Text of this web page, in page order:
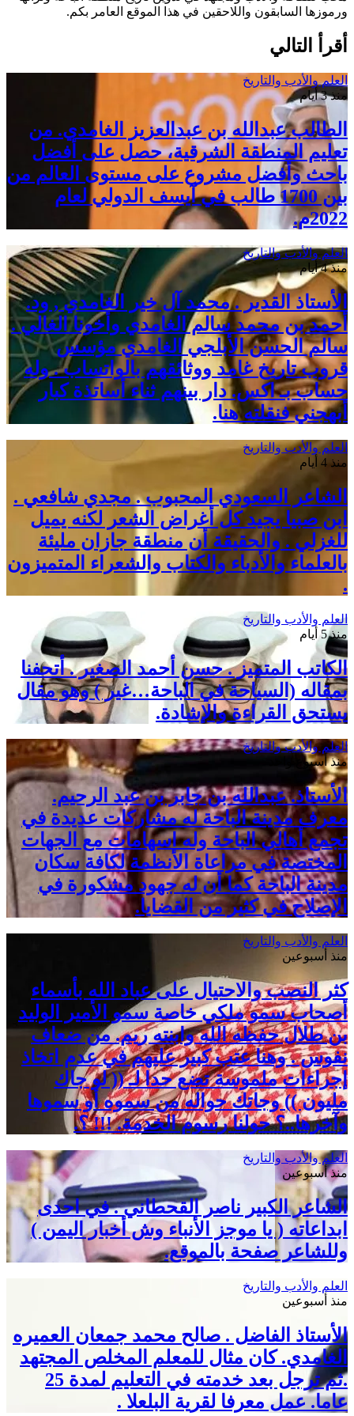
ورموزها السابقون واللاحقين في هذا الموقع العامر بكم.
أقرأ التالي
العلم والأدب والتاريخ
منذ 3 أيام
الطالب عبدالله بن عبدالعزيز الغامدي. من
تعليم المنطقة الشرقية، حصل على أفضل
باحث وأفضل مشروع على مستوى العالم من
بين 1700 طالب في آيسف الدولي لعام
2022م.
العلم والأدب والتاريخ
منذ 4 أيام
الأستاذ القدير . محمد آل خير الغامدي , ود.
أحمد بن محمد سالم الغامدي وأخونا الغالي .
سالم الحسن الأبلجي الغامدي مؤسس
قروب تاريخ غامد ووثائقهم بالواتساب . وله
حساب بـ اكس. دار بينهم ثناء أساتذة كبار
أبهجني فنقلته هنا.
العلم والأدب والتاريخ
منذ 4 أيام
الشاعر السعودي المحبوب . مجدي شافعي .
ابن صبيا يجيد كل أغراض الشعر لكنه يميل
للغزلي . والحقيقة أن منطقة جازان مليئة
بالعلماء والأدباء والكتاب والشعراء المتميزون
.
العلم والأدب والتاريخ
منذ 5 أيام
الكاتب المتميز . حسن أحمد الصغير . أتحفنا
بمقاله (السياحة في الباحة…غير ) وهو مقال
يستحق القراءة والإشادة.
العلم والأدب والتاريخ
منذ أسبوع واحد
الأستاذ. عبدالله بن جابر بن عبد الرحيم.
معرف مدينة الباحة له مشاركات عديدة في
تجمع أهالي الباحة وله اسهامات مع الجهات
المختصة في مراعاة الأنظمة لكافة سكان
مدينة الباحة كما أن له جهود مشكورة في
الإصلاح في كثير من القضايا.
العلم والأدب والتاريخ
منذ أسبوعين
كثر النصب والاحتيال على عباد الله بأسماء
أصحاب سمو ملكي خاصة سمو الأمير الوليد
بن طلال حفظه الله وابنته ريم. من ضعاف
نفوس . وهنا عتب كبير عليهم في عدم اتخاذ
إجراءات ملموسة تضع حدا لـ (( لو جاك
مليون )) وجاتك حواله من سموه أو سموها
وآخرها..؟ حولنا رسوم الخدمة. !!! ؟.
العلم والأدب والتاريخ
منذ أسبوعين
الشاعر الكبير ناصر القحطاني . في احدى
ابداعاته ( يا موجز الأنباء وش أخبار اليمن )
وللشاعر صفحة بالموقع.
العلم والأدب والتاريخ
منذ أسبوعين
الأستاذ الفاضل . صالح محمد جمعان العميره
الغامدي. كان مثال للمعلم المخلص المجتهد
.ثم ترجل بعد خدمته في التعليم لمدة 25
عاما. عمل معرفا لقرية البلعلا .